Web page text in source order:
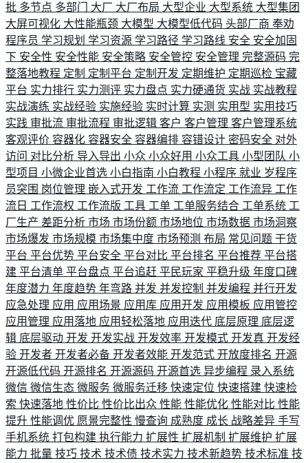
批 多节点 多部门 大厂 大厂布局 大型企业 大型系统 大型集团
大屏可视化 大性能瓶颈 大模型 大模型低代码 头部厂商 奉劝
程序员 学习规划 学习资源 学习路径 学习路线 安全 安全加固
下 安全性 安全性能 安全策略 安全管控 安全管理 完整源码 完
整落地教程 定制 定制平台 定制开发 定期维护 定期巡检 宝藏
平台 实力排行 实力测评 实力盘点 实力硬通货 实战 实战教程
实战演练 实战经验 实施经验 实时计算 实测 实用型 实用技巧
实践 审批流 审批流程 审批逻辑 客户 客户管理 客户管理系统
客观评价 容器化 容器安全 容器编排 容错设计 密码安全 对外
访问 对比分析 导入导出 小众 小众好用 小众工具 小型团队 小
型项目 小微企业首选 小白指南 小白教程 小程序 就业 岁程序
员突围 岗位管理 嵌入式开发 工作流 工作流定 工作流异 工作
流日 工作流权 工作流版 工具 工单 工单服务结合 工单系统 工
厂生产 差距分析 市场 市场份额 市场地位 市场数据 市场洞察
市场爆发 市场规模 市场集中度 市场预测 布局 常见问题 干货
平台 平台优势 平台安全 平台对比 平台排名 平台推荐 平台搭
建 平台清单 平台盘点 平台追赶 平民玩家 平稳升级 年度口碑
年度潜力 年度趋势 年弯路 并发 并发控制 并发编程 并行开发
应急处理 应用 应用场景 应用库 应用开发 应用模板 应用管控
应用管理 应用落地 应用轻松落地 应用迭代 底层原理 底层逻
辑 底层驱动 开发 开发实战 开发效率 开发模式 开发真 开发经
验 开发者 开发者必备 开发者效能 开发范式 开放度排名 开源
开源低代码 开源排名 开源源码 开源首选 异步编程 录入系统
微信 微信生态 微服务 微服务迁移 快速定位 快速搭建 快速检
索 快速落地 性价比 性价比出众 性能 性能优化 性能对比 性能
提升 性能调优 愿景完整性 慢查询 成熟度 成长 战略差异 手写
手机系统 打包构建 执行能力 扩展性 扩展机制 扩展维护 扩展
能力 批量 技巧 技术 技术债 技术实力 技术新趋势 技术标准 技